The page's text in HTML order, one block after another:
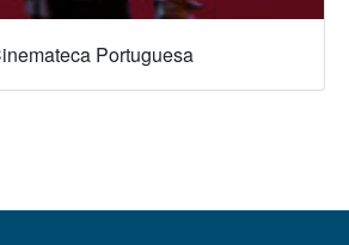
Portuguesa